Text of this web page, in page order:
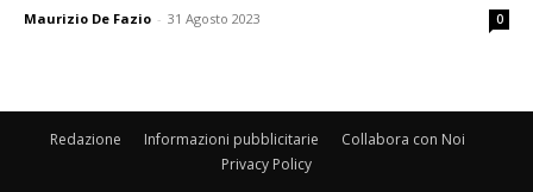
Maurizio De Fazio - 31 Agosto 2023 0
Redazione Informazioni pubblicitarie
Collabora con Noi
Privacy Policy